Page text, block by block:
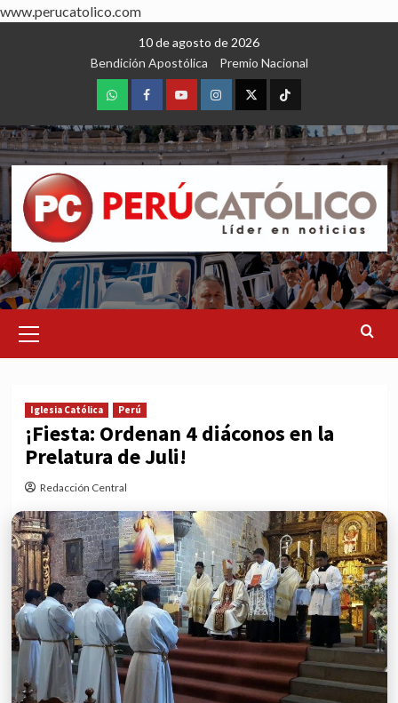
www.perucatolico.com
10 de agosto de 2026
Bendición Apostólica
Premio Nacional
WhatsAppFacebookYoutubeInstagram
X TikTok
Menu
Iglesia Católica Perú
¡Fiesta: Ordenan 4 diáconos en la
Prelatura de Juli!
Redacción Central